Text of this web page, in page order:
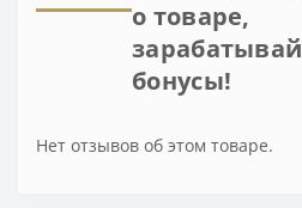
о товаре,
зарабатывай
бонусы!
Нет отзывов об этом товаре.